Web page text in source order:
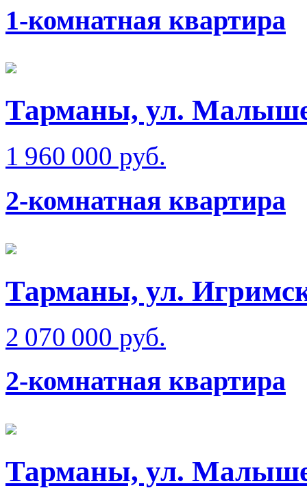
1-комнатная квартира
Тарманы, ул.
1 960 000 руб.
2-комнатная квартира
Тарманы, ул.
2 070 000 руб.
2-комнатная квартира
Тарманы, ул.